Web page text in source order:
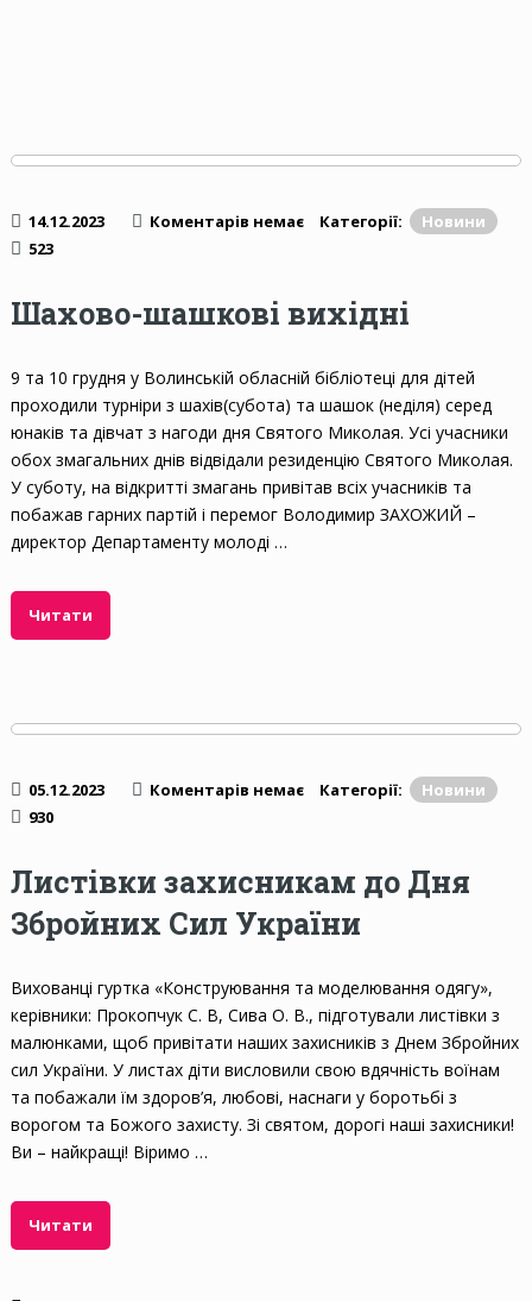
14.12.2023 Коментарів немає Категорії:
Новини
523
Шахово-шашкові вихідні
9 та 10 грудня у Волинській обласній бібліотеці для дітей
проходили турніри з шахів(субота) та шашок (неділя) серед
юнаків та дівчат з нагоди дня Святого Миколая. Усі учасники
обох змагальних днів відвідали резиденцію Святого Миколая.
У суботу, на відкритті змагань привітав всіх учасників та
побажав гарних партій і перемог Володимир ЗАХОЖИЙ –
директор Департаменту молоді …
Читати
05.12.2023 Коментарів немає Категорії:
Новини
930
Листівки захисникам до Дня
Збройних Сил України
Вихованці гуртка «Конструювання та моделювання одягу»,
керівники: Прокопчук С. В, Сива О. В., підготували листівки з
малюнками, щоб привітати наших захисників з Днем Збройних
сил України. У листах діти висловили свою вдячність воїнам
та побажали їм здоров’я, любові, наснаги у боротьбі з
ворогом та Божого захисту. Зі святом, дорогі наші захисники!
Ви – найкращі! Віримо …
Читати